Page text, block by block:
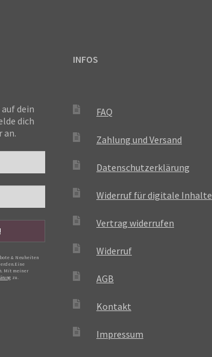
dein
dich
an.
& Neuheiten
Mit meiner
zu.
INFOS
FAQ
Zahlung und Versand
Datenschutzerklärung
Widerruf für digitale Inhalte
Vertrag widerrufen
Widerruf
AGB
Kontakt
Impressum